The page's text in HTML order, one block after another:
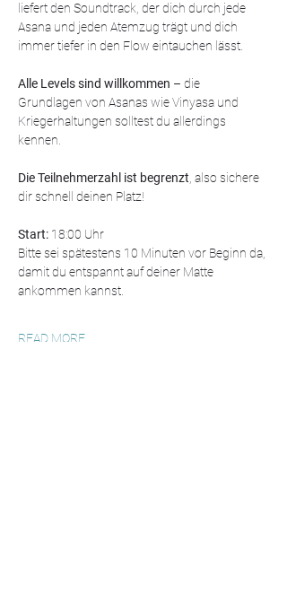
liefert den Soundtrack, der dich durch jede
Asana und jeden Atemzug trägt und dich
immer tiefer in den Flow eintauchen lässt.
Alle Levels sind willkommen – die
Grundlagen von Asanas wie Vinyasa und
Kriegerhaltungen solltest du allerdings
kennen.
Die Teilnehmerzahl ist begrenzt , also sichere
dir schnell deinen Platz!
Start: 18:00 Uhr
Bitte sei spätestens 10 Minuten vor Beginn da,
damit du entspannt auf deiner Matte
ankommen kannst.
READ MORE